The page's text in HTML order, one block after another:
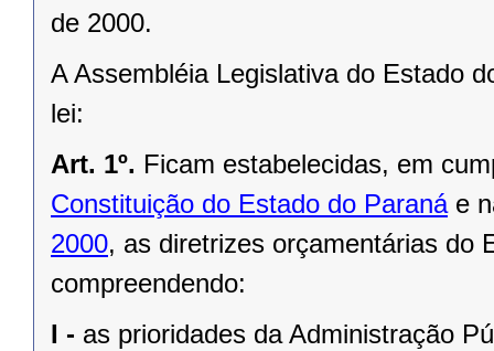
de 2000.
A Assembléia Legislativa do Estado
lei:
Art. 1º. Ficam estabelecidas, em
Constituição do Estado do Paranáe
2000, as diretrizes orçamentárias do
compreendendo:
I - as prioridades da Administração